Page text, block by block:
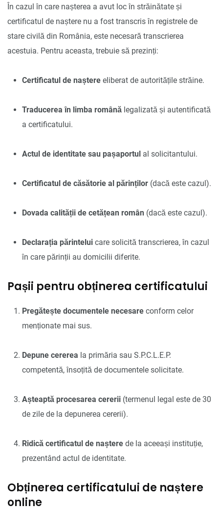
În cazul în care nașterea a avut loc în străinătate și
certificatul de naștere nu a fost transcris în registrele de
stare civilă din România, este necesară transcrierea
acestuia. Pentru aceasta, trebuie să prezinți:
Certificatul de naștere eliberat de autoritățile străine.
Traducerea în limba română legalizată și autentificată
a certificatului.
Actul de identitate sau pașaportul al solicitantului.
Certificatul de căsătorie al părinților (dacă este cazul).
Dovada calității de cetățean român (dacă este cazul).
Declarația părintelui care solicită transcrierea, în cazul
în care părinții au domicilii diferite.
Pașii pentru obținerea certificatului
Pregătește documentele necesare conform celor
menționate mai sus.
Depune cererea la primăria sau S.P.C.L.E.P.
competentă, însoțită de documentele solicitate.
Așteaptă procesarea cererii (termenul legal este de 30
de zile de la depunerea cererii).
Ridică certificatul de naștere de la aceeași instituție,
prezentând actul de identitate.
Obținerea certificatului de naștere
online